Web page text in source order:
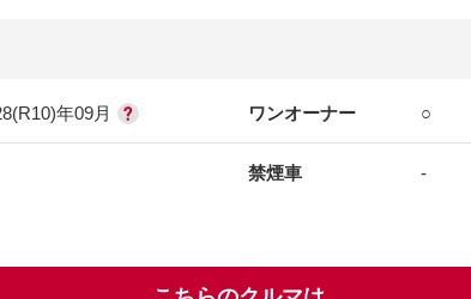
年09月 ワンオーナー ○
禁煙車 -